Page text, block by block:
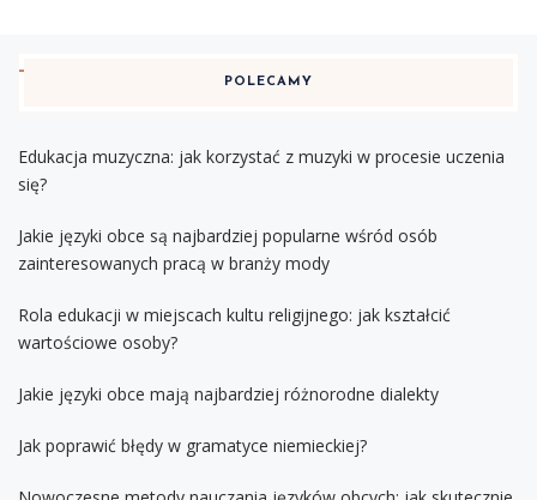
POLECAMY
Edukacja muzyczna: jak korzystać z muzyki w procesie uczenia
się?
Jakie języki obce są najbardziej popularne wśród osób
zainteresowanych pracą w branży mody
Rola edukacji w miejscach kultu religijnego: jak kształcić
wartościowe osoby?
Jakie języki obce mają najbardziej różnorodne dialekty
Jak poprawić błędy w gramatyce niemieckiej?